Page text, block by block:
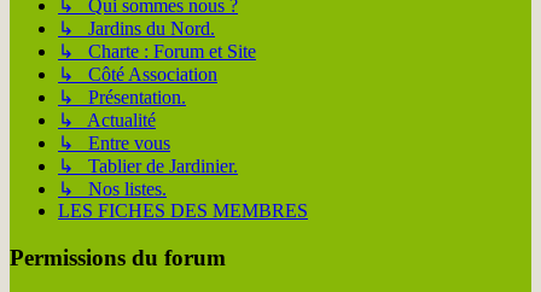
↳ Qui sommes nous ?
↳ Jardins du Nord.
↳ Charte : Forum et Site
↳ Côté Association
↳ Présentation.
↳ Actualité
↳ Entre vous
↳ Tablier de Jardinier.
↳ Nos listes.
LES FICHES DES MEMBRES
Permissions du forum